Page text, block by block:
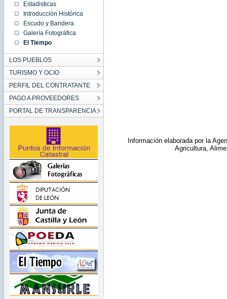
Estadisticas
Introducción Histórica
Escudo y Bandera
Galería Fotográfica
El Tiempo
LOS PUEBLOS
TURISMO Y OCIO
PERFIL DEL CONTRATANTE
PAGO A PROVEEDORES
PORTAL DE TRANSPARENCIA
Información elaborada por la
Agricultura,